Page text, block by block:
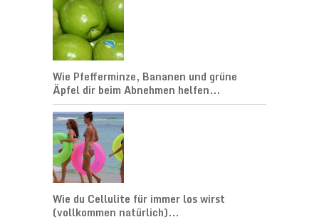
Wie Pfefferminze, Bananen und grüne
Äpfel dir beim Abnehmen helfen...
Wie du Cellulite für immer los wirst
(vollkommen natürlich)...